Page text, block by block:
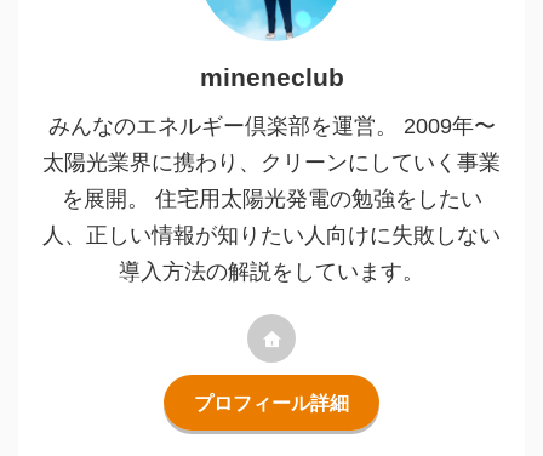
mineneclub
みんなのエネルギー倶楽部を運営。 2009年〜
太陽光業界に携わり、クリーンにしていく事業
を展開。 住宅用太陽光発電の勉強をしたい
人、正しい情報が知りたい人向けに失敗しない
導入方法の解説をしています。
プロフィール詳細